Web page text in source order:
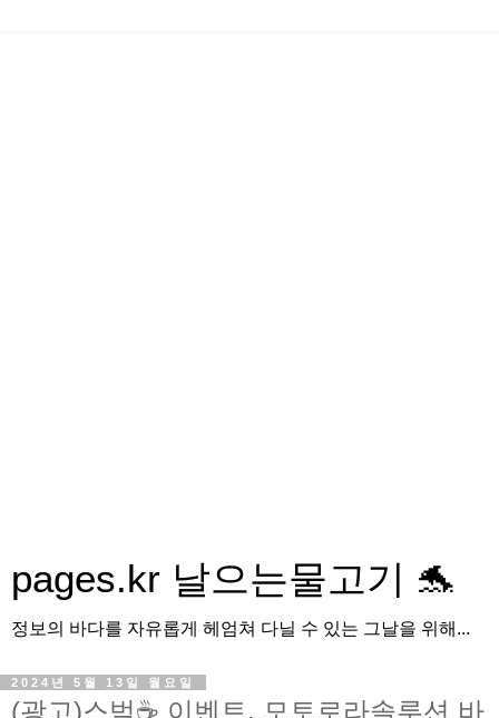
pages.kr 날으는물고기 🐬
정보의 바다를 자유롭게 헤엄쳐 다닐 수 있는 그날을 위해...
2024년 5월 13일 월요일
(광고)스벅☕ 이벤트, 모토로라솔루션 바